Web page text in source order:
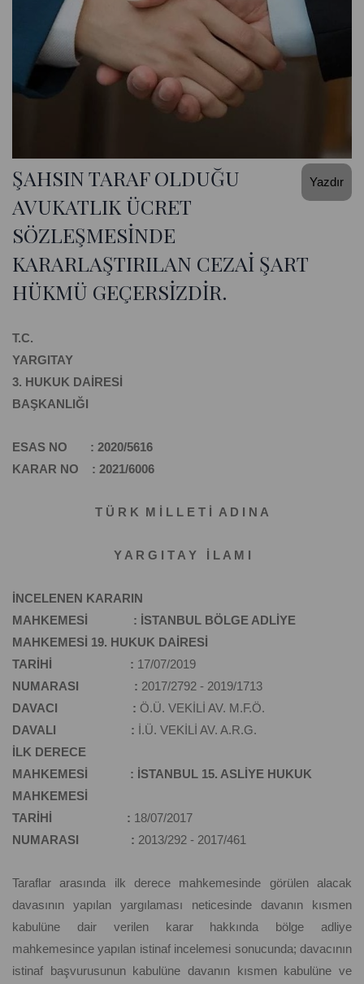
Yazdır
ŞAHSIN TARAF OLDUĞU
AVUKATLIK ÜCRET
SÖZLEŞMESİNDE
KARARLAŞTIRILAN CEZAİ ŞART
HÜKMÜ GEÇERSİZDİR.
T.C.
YARGITAY
3. HUKUK DAİRESİ
BAŞKANLIĞI
ESAS NO : 2020/5616
KARAR NO : 2021/6006
T Ü R K M İ L L E T İ A D I N A
Y A R G I T A Y İ L A M I
İNCELENEN KARARIN
MAHKEMESİ : İSTANBUL BÖLGE ADLİYE
MAHKEMESİ 19. HUKUK DAİRESİ
TARİHİ : 17/07/2019
NUMARASI : 2017/2792 - 2019/1713
DAVACI : Ö.Ü. VEKİLİ AV. M.F.Ö.
DAVALI : İ.Ü. VEKİLİ AV. A.R.G.
İLK DERECE
MAHKEMESİ : İSTANBUL 15. ASLİYE HUKUK
MAHKEMESİ
TARİHİ : 18/07/2017
NUMARASI : 2013/292 - 2017/461
Taraflar arasında ilk derece mahkemesinde görülen alacak
davasının yapılan yargılaması neticesinde davanın kısmen
kabulüne dair verilen karar hakkında bölge adliye
mahkemesince yapılan istinaf incelemesi sonucunda; davacının
istinaf başvurusunun kabulüne davanın kısmen kabulüne ve